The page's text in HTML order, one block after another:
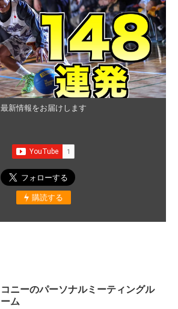
最新情報をお届けします
購読する
コニーのパーソナルミーティングル
ーム